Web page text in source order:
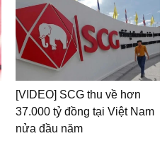
[VIDEO] SCG thu về hơn
37.000 tỷ đồng tại Việt Nam
nửa đầu năm